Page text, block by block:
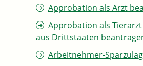
Approbation als Arzt
Approbation als
aus Drittstaaten
Arbeitnehmer-